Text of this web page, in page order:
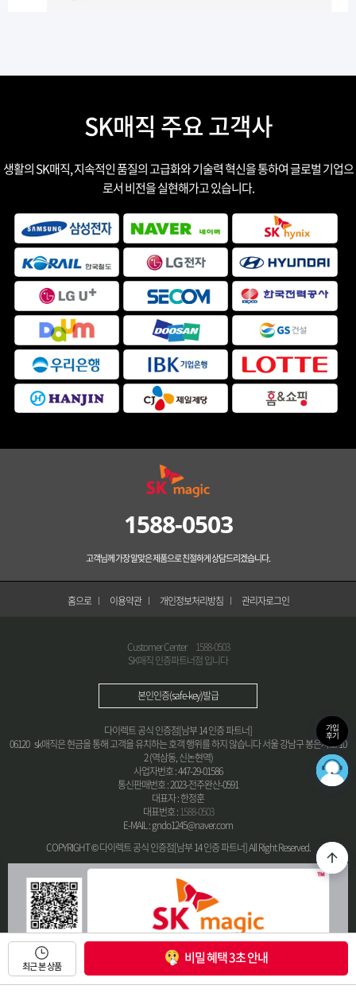
SK매직 주요 고객사
생활의 SK매직, 지속적인 품질의 고급화와 기술력 혁신을 통하여 글로벌 기업으
로서 비전을 실현해가고 있습니다.
1588-0503
고객님께 가장 알맞은 제품으로 친절하게 상담드리겠습니다.
홈으로 이용약관 개인정보처리방침 관리자로그인
Customer Center 1588-0503
SK매직 인증파트너점 입니다
본인인증(safe-key)발급
다이렉트 공식 인증점[남부 14 인증 파트너]
06120 sk매직은 현금을 통해 고객을 유치하는 호객 행위를 하지 않습니다 서울 강남구 봉은사로 10
2 (역삼동, 신논현역)
사업자번호 : 447-29-01586
통신판매번호 : 2023-전주완산-0591
대표자 : 한정훈
대표번호 :1588-0503
E-MAIL : gndo1245@naver.com
COPYRIGHT © 다이렉트 공식 인증점[남부 14 인증 파트너] All Right Reserved.
최근 본 상품
비밀 혜택 3초 안내
가입
후기